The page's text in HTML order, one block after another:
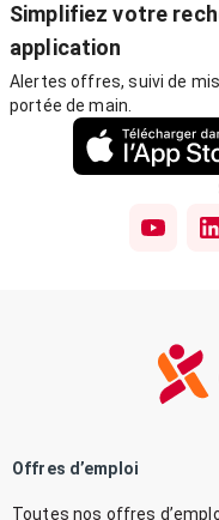
Simplifiez votre
application
Alertes offres, suivi de
portée de main.
Offres d’emploi
Toutes nos offres